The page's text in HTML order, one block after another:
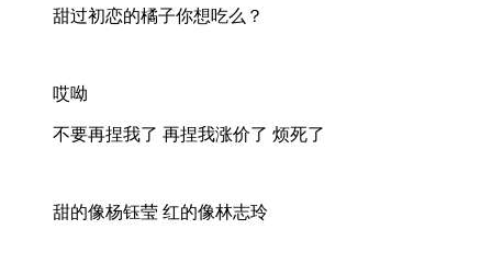
甜过初恋的橘子你想吃么？
哎呦
不要再捏我了 再捏我涨价了 烦死了
甜的像杨钰莹 红的像林志玲